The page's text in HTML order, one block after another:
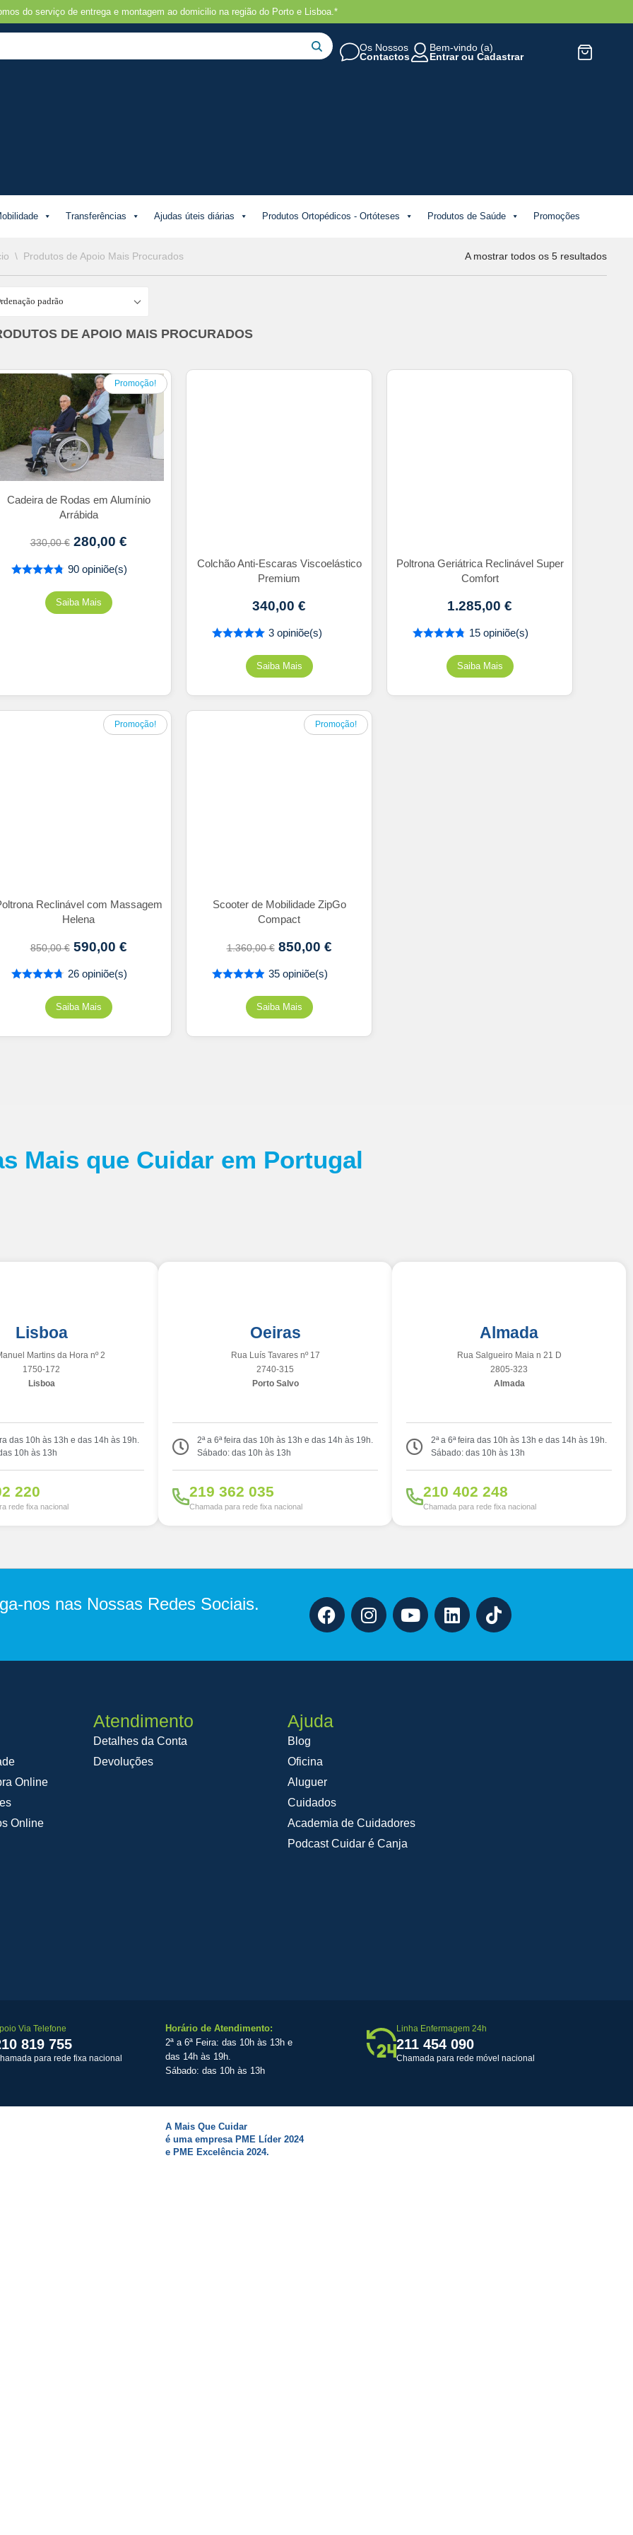
do serviço de entrega e montagem ao domicilio na região do Porto e Lisboa.*
Os Nossos
Contactos
Bem-vindo (a)
EntrarouCadastrar
Transferências Ajudas úteis diárias Produtos Ortopédicos - Ortóteses Produtos de Saúde Promoções
\ Produtos de Apoio Mais Procurados A mostrar todos os 5 resultados
DE APOIO MAIS PROCURADOS
Promoção!
Cadeira de Rodas em Alumínio
Arrábida
330,00€ 280,00 €
90 opiniõe(s)
Colchão Anti-Escaras Viscoelástico
Premium
340,00 €
3 opiniõe(s)
Poltrona Geriátrica Reclinável Super
Comfort
1.285,00 €
15 opiniõe(s)
Promoção!
Reclinável com Massagem
Helena
850,00€ 590,00 €
26 opiniõe(s)
Promoção!
Scooter de Mobilidade ZipGo
Compact
1.360,00€ 850,00 €
35 opiniõe(s)
Mais que Cuidar em Portugal
Lisboa
Martins da Hora nº 2
1750-172
Lisboa
das 10h às 13h e das 14h às 19h.
10h às 13h
220
rede fixa nacional
Oeiras
Rua Luís Tavares nº 17
2740-315
Porto Salvo
2ª a 6ª feira das 10h às 13h e das 14h às 19h.
Sábado: das 10h às 13h
219 362 035
Chamada para rede fixa nacional
Almada
Rua Salgueiro Maia n 21 D
2805-323
Almada
2ª a 6ª feira das 10h às 13h e das 14h às 19h.
Sábado: das 10h às 13h
210 402 248
Chamada para rede fixa nacional
nos nas Nossas Redes Sociais.
Online
Online
Atendimento
Detalhes da Conta
Devoluções
Ajuda
Blog
Oficina
Aluguer
Cuidados
Academia de Cuidadores
Podcast Cuidar é Canja
Via Telefone
819 755
para rede fixa nacional
Horário de Atendimento:
2ª a 6ª Feira: das 10h às 13h e
das 14h às 19h.
Sábado: das 10h às 13h
Linha Enfermagem 24h
211 454 090
Chamada para rede móvel nacional
A Mais Que Cuidar
é uma empresa PME Líder 2024
e PME Excelência 2024.